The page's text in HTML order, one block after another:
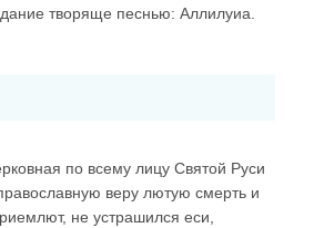
творяще песнью: Аллилуиа.
по всему лицу Святой Руси
веру лютую смерть и
не устрашился еси,